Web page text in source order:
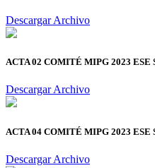
Descargar Archivo
ACTA 02 COMITÉ MIPG 2023 ESE
Descargar Archivo
ACTA 04 COMITÉ MIPG 2023 ESE
Descargar Archivo